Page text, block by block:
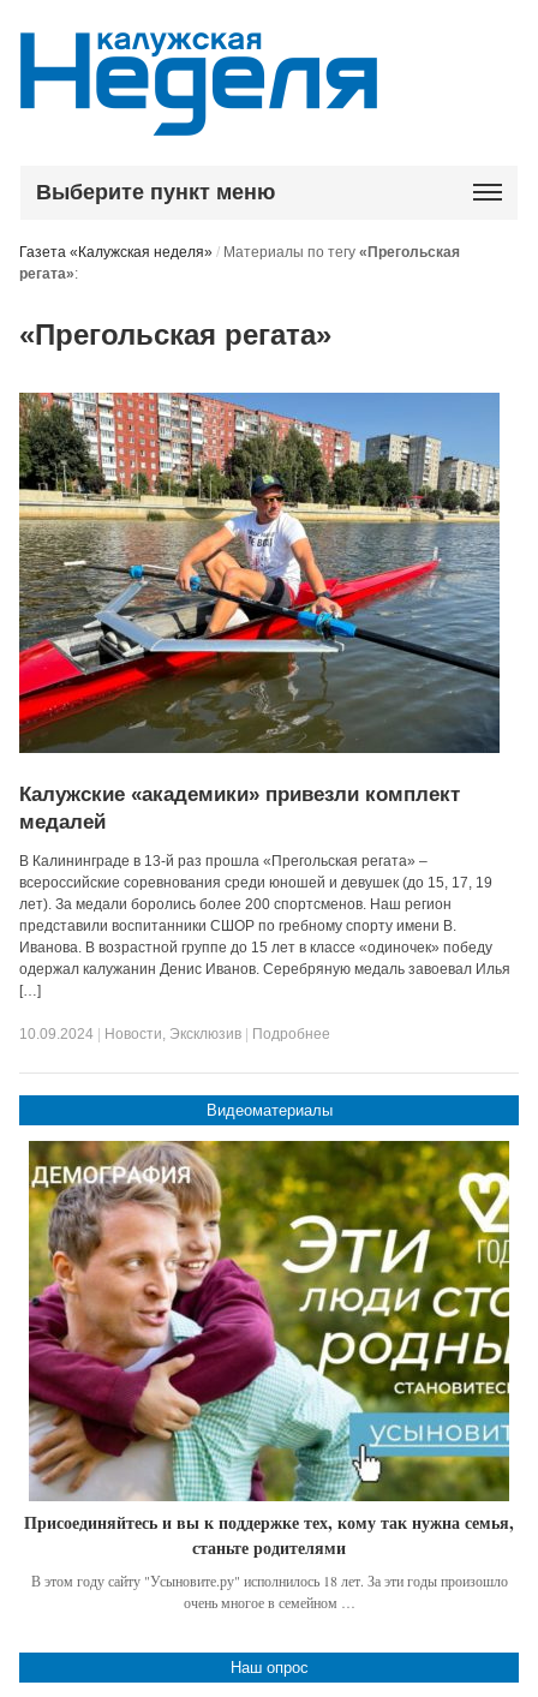
Выберите пункт меню
Газета «Калужская неделя» / Материалы по тегу«Прегольская
регата»:
«Прегольская регата»
Калужские «академики» привезли комплект
медалей
В Калининграде в 13-й раз прошла «Прегольская регата» –
всероссийские соревнования среди юношей и девушек (до 15, 17, 19
лет). За медали боролись более 200 спортсменов. Наш регион
представили воспитанники СШОР по гребному спорту имени В.
Иванова. В возрастной группе до 15 лет в классе «одиночек» победу
одержал калужанин Денис Иванов. Серебряную медаль завоевал Илья
[…]
10.09.2024 Новости, Эксклюзив Подробнее
Видеоматериалы
Присоединяйтесь и вы к поддержке тех, кому так нужна семья,
станьте родителями
В этом году сайту "Усыновите.ру" исполнилось 18 лет. За эти годы произошло
очень многое в семейном …
Наш опрос